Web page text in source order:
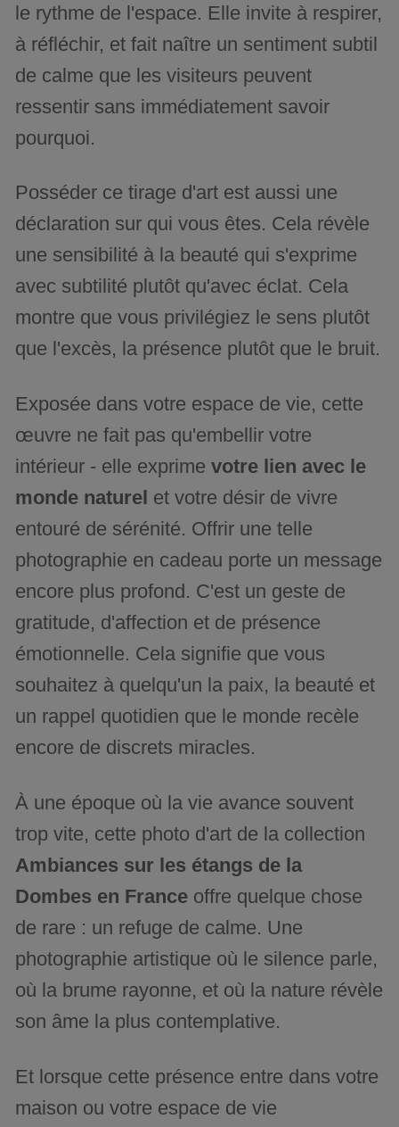
le rythme de l'espace. Elle invite à respirer,
à réfléchir, et fait naître un sentiment subtil
de calme que les visiteurs peuvent
ressentir sans immédiatement savoir
pourquoi.
Posséder ce tirage d'art est aussi une
déclaration sur qui vous êtes. Cela révèle
une sensibilité à la beauté qui s'exprime
avec subtilité plutôt qu'avec éclat. Cela
montre que vous privilégiez le sens plutôt
que l'excès, la présence plutôt que le bruit.
Exposée dans votre espace de vie, cette
œuvre ne fait pas qu'embellir votre
intérieur - elle exprimevotre lien avec le
monde naturel et votre désir de vivre
entouré de sérénité. Offrir une telle
photographie en cadeau porte un message
encore plus profond. C'est un geste de
gratitude, d'affection et de présence
émotionnelle. Cela signifie que vous
souhaitez à quelqu'un la paix, la beauté et
un rappel quotidien que le monde recèle
encore de discrets miracles.
À une époque où la vie avance souvent
trop vite, cette photo d'art de la collection
Ambiances sur les étangs de la
Dombes en France offre quelque chose
de rare : un refuge de calme. Une
photographie artistique où le silence parle,
où la brume rayonne, et où la nature révèle
son âme la plus contemplative.
Et lorsque cette présence entre dans votre
maison ou votre espace de vie